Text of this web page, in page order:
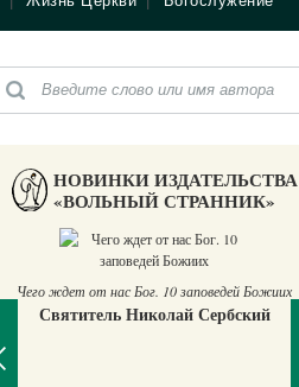
НОВИНКИ ИЗДАТЕЛЬСТВА
«ВОЛЬНЫЙ СТРАННИК»
Чего ждет от нас Бог. 10 заповедей Божиих
Святитель Николай Сербский